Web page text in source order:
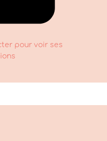
pour voir ses